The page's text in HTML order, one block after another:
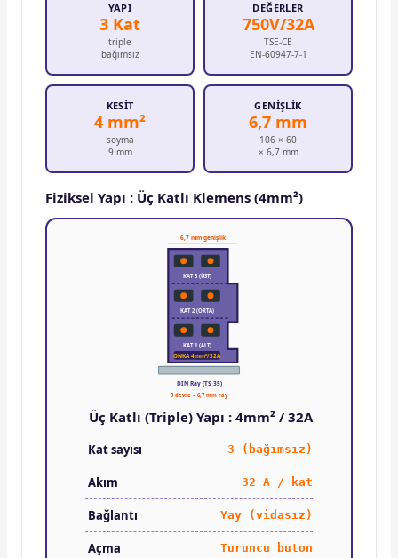
YAPI
3 Kat
triple
bağımsız
DEĞERLER
750V/32A
TSE-CE
EN-60947-7-1
KESIT
4 mm²
soyma
9 mm
GENIŞLIK
6,7 mm
106 × 60
× 6,7 mm
Fiziksel Yapı : Üç Katlı Klemens (4mm²)
KAT 3 (ÜST)
KAT 2 (ORTA)
KAT 1 (ALT)
ONKA 4mm²/32A
DIN Ray (TS 35)
3 devre = 6,7 mm ray
6,7 mm genişlik
Üç Katlı (Triple) Yapı : 4mm² / 32A
Kat sayısı 3 (bağımsız)
Akım 32 A / kat
Bağlantı Yay (vidasız)
Açma Turuncu buton